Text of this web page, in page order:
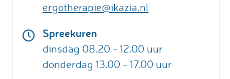
ergotherapie@ikazia.nl
Spreekuren
dinsdag 08.20 - 12.00 uur
donderdag 13.00 - 17.00 uur